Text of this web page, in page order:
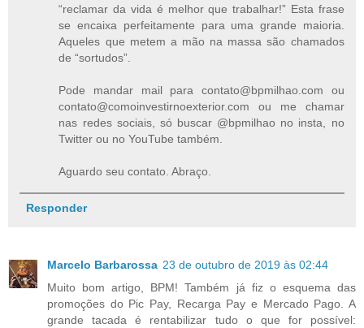
“reclamar da vida é melhor que trabalhar!” Esta frase
se encaixa perfeitamente para uma grande maioria.
Aqueles que metem a mão na massa são chamados
de “sortudos”.
Pode mandar mail para contato@bpmilhao.com ou
contato@comoinvestirnoexterior.com ou me chamar
nas redes sociais, só buscar @bpmilhao no insta, no
Twitter ou no YouTube também.
Aguardo seu contato. Abraço.
Responder
Marcelo Barbarossa 23 de outubro de 2019 às 02:44
Muito bom artigo, BPM! Também já fiz o esquema das
promoções do Pic Pay, Recarga Pay e Mercado Pago. A
grande tacada é rentabilizar tudo o que for possível: